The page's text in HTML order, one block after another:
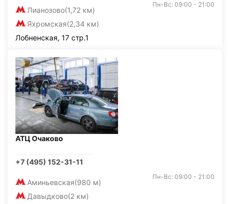
Лианозово(1,72 км)
Яхромская(2,34 км)
Пн-Вс: 09:00 - 21:00
Лобненская, 17 стр.1
АТЦ Очаково
+7 (495) 152-31-11
Аминьевская(980 м)
Давыдково(2 км)
Пн-Вс: 09:00 - 21:00